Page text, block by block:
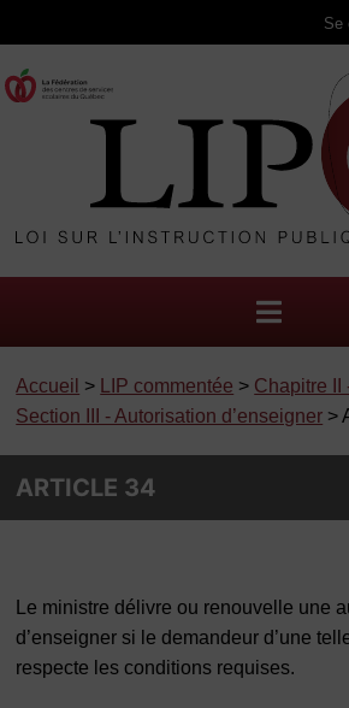
Se
Accueil > LIP commentée > Chapitre II
Section III - Autorisation d’enseigner >
ARTICLE 34
Le ministre délivre ou renouvelle une
d’enseigner si le demandeur d’une
respecte les conditions requises.